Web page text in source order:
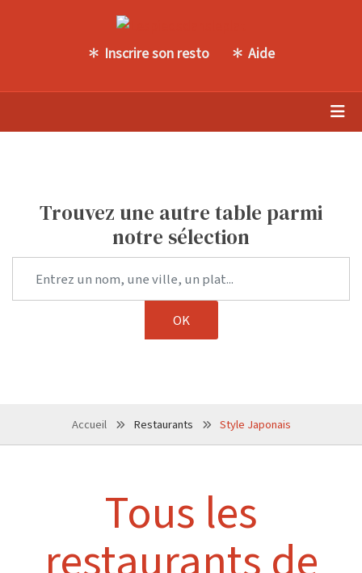
Inscrire son resto Aide
Trouvez une autre table parmi
notre sélection
Accueil Restaurants Style Japonais
Tous les
restaurants de